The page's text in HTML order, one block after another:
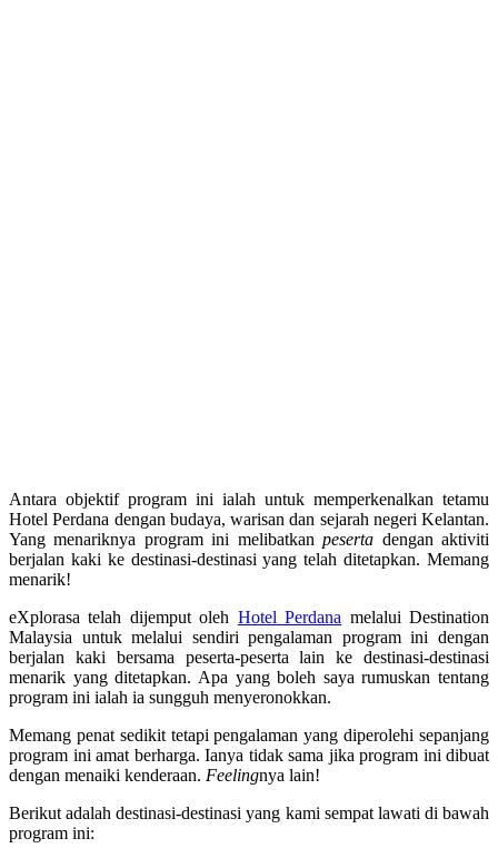
Antara objektif program ini ialah untuk memperkenalkan tetamu
Hotel Perdana dengan budaya, warisan dan sejarah negeri Kelantan.
Yang menariknya program ini melibatkanpeserta dengan aktiviti
berjalan kaki ke destinasi-destinasi yang telah ditetapkan. Memang
menarik!
eXplorasa telah dijemput oleh Hotel Perdana melalui Destination
Malaysia untuk melalui sendiri pengalaman program ini dengan
berjalan kaki bersama peserta-peserta lain ke destinasi-destinasi
menarik yang ditetapkan. Apa yang boleh saya rumuskan tentang
program ini ialah ia sungguh menyeronokkan.
Memang penat sedikit tetapi pengalaman yang diperolehi sepanjang
program ini amat berharga. Ianya tidak sama jika program ini dibuat
dengan menaiki kenderaan. Feelingnya lain!
Berikut adalah destinasi-destinasi yang kami sempat lawati di bawah
program ini: